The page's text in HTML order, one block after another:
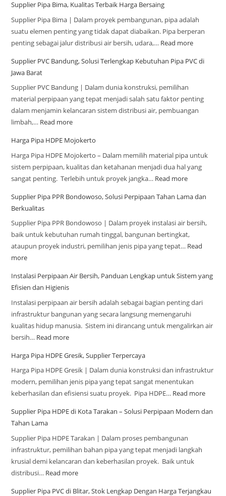
Supplier Pipa Bima, Kualitas Terbaik Harga Bersaing
Supplier Pipa Bima | Dalam proyek pembangunan, pipa adalah
suatu elemen penting yang tidak dapat diabaikan. Pipa berperan
penting sebagai jalur distribusi air bersih, udara,… Read more
Supplier PVC Bandung, Solusi Terlengkap Kebutuhan Pipa PVC di
Jawa Barat
Supplier PVC Bandung | Dalam dunia konstruksi, pemilihan
material perpipaan yang tepat menjadi salah satu faktor penting
dalam menjamin kelancaran sistem distribusi air, pembuangan
limbah,… Read more
Harga Pipa HDPE Mojokerto
Harga Pipa HDPE Mojokerto – Dalam memilih material pipa untuk
sistem perpipaan, kualitas dan ketahanan menjadi dua hal yang
sangat penting. Terlebih untuk proyek jangka… Read more
Supplier Pipa PPR Bondowoso, Solusi Perpipaan Tahan Lama dan
Berkualitas
Supplier Pipa PPR Bondowoso | Dalam proyek instalasi air bersih,
baik untuk kebutuhan rumah tinggal, bangunan bertingkat,
ataupun proyek industri, pemilihan jenis pipa yang tepat… Read
more
Instalasi Perpipaan Air Bersih, Panduan Lengkap untuk Sistem yang
Efisien dan Higienis
Instalasi perpipaan air bersih adalah sebagai bagian penting dari
infrastruktur bangunan yang secara langsung memengaruhi
kualitas hidup manusia. Sistem ini dirancang untuk mengalirkan air
bersih… Read more
Harga Pipa HDPE Gresik, Supplier Terpercaya
Harga Pipa HDPE Gresik | Dalam dunia konstruksi dan infrastruktur
modern, pemilihan jenis pipa yang tepat sangat menentukan
keberhasilan dan efisiensi suatu proyek. Pipa HDPE… Read more
Supplier Pipa HDPE di Kota Tarakan – Solusi Perpipaan Modern dan
Tahan Lama
Supplier Pipa HDPE Tarakan | Dalam proses pembangunan
infrastruktur, pemilihan bahan pipa yang tepat menjadi langkah
krusial demi kelancaran dan keberhasilan proyek. Baik untuk
distribusi… Read more
Supplier Pipa PVC di Blitar, Stok Lengkap Dengan Harga Terjangkau